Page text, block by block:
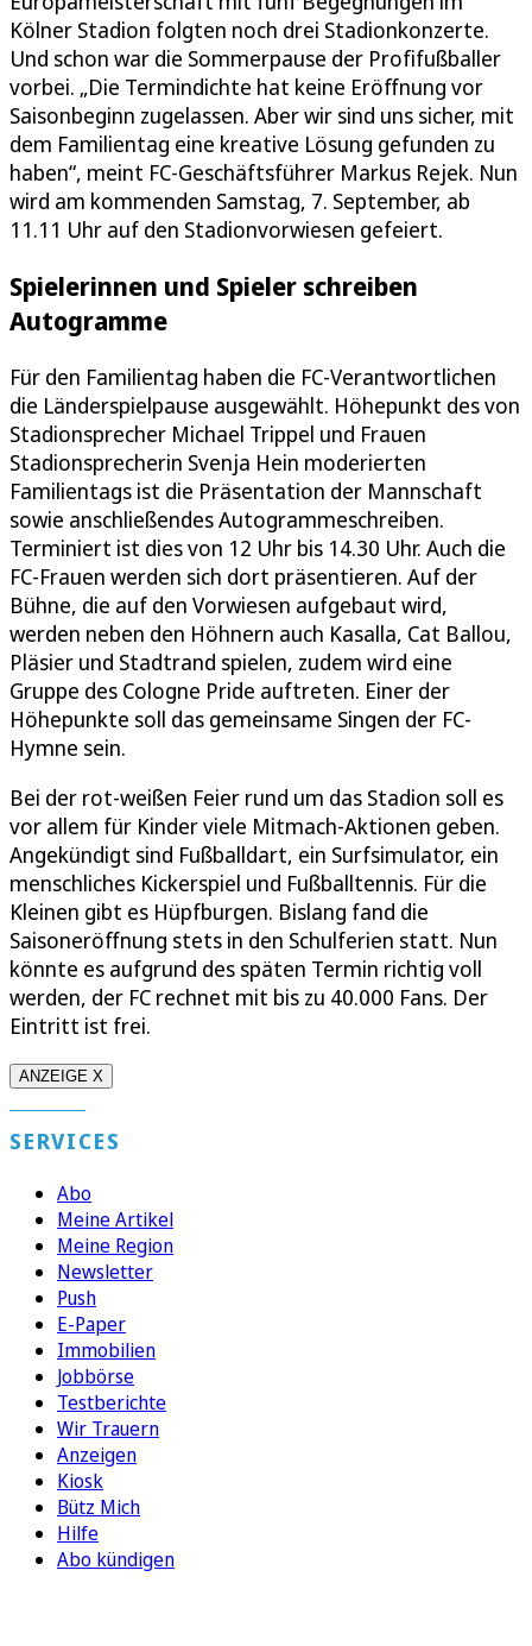
Kölner Stadion folgten noch drei Stadionkonzerte.
Und schon war die Sommerpause der Profifußballer
vorbei. „Die Termindichte hat keine Eröffnung vor
Saisonbeginn zugelassen. Aber wir sind uns sicher, mit
dem Familientag eine kreative Lösung gefunden zu
haben“, meint FC-Geschäftsführer Markus Rejek. Nun
wird am kommenden Samstag, 7. September, ab
11.11 Uhr auf den Stadionvorwiesen gefeiert.
Spielerinnen und Spieler schreiben
Autogramme
Für den Familientag haben die FC-Verantwortlichen
die Länderspielpause ausgewählt. Höhepunkt des von
Stadionsprecher Michael Trippel und Frauen
Stadionsprecherin Svenja Hein moderierten
Familientags ist die Präsentation der Mannschaft
sowie anschließendes Autogrammeschreiben.
Terminiert ist dies von 12 Uhr bis 14.30 Uhr. Auch die
FC-Frauen werden sich dort präsentieren. Auf der
Bühne, die auf den Vorwiesen aufgebaut wird,
werden neben den Höhnern auch Kasalla, Cat Ballou,
Pläsier und Stadtrand spielen, zudem wird eine
Gruppe des Cologne Pride auftreten. Einer der
Höhepunkte soll das gemeinsame Singen der FC-
Hymne sein.
Bei der rot-weißen Feier rund um das Stadion soll es
vor allem für Kinder viele Mitmach-Aktionen geben.
Angekündigt sind Fußballdart, ein Surfsimulator, ein
menschliches Kickerspiel und Fußballtennis. Für die
Kleinen gibt es Hüpfburgen. Bislang fand die
Saisoneröffnung stets in den Schulferien statt. Nun
könnte es aufgrund des späten Termin richtig voll
werden, der FC rechnet mit bis zu 40.000 Fans. Der
Eintritt ist frei.
ANZEIGE X
SERVICES
Abo
Meine Artikel
Meine Region
Newsletter
Push
E-Paper
Immobilien
Jobbörse
Testberichte
Wir Trauern
Anzeigen
Kiosk
Bütz Mich
Hilfe
Abo kündigen